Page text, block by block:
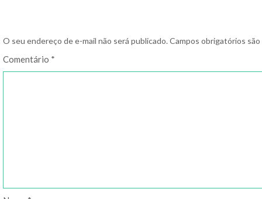
O seu endereço de e-mail não será publicado.Campos obrigatórios
Comentário *